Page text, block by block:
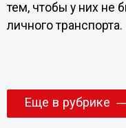
тем, чтобы у них не
личного транспорта.
Еще в рубрике